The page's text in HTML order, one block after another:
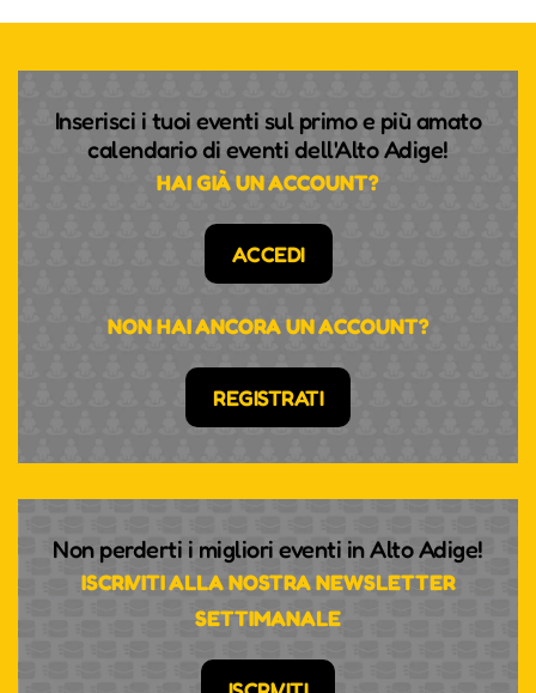
Inserisci i tuoi eventi sul primo e più amato
calendario di eventi dell'Alto Adige!
HAI GIÀ UN ACCOUNT?
ACCEDI
NON HAI ANCORA UN ACCOUNT?
REGISTRATI
Non perderti i migliori eventi in Alto Adige!
ISCRIVITI ALLA NOSTRA NEWSLETTER
SETTIMANALE